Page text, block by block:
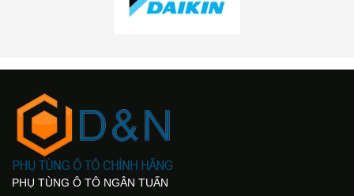
PHỤ TÙNG Ô TÔ NGÂN TUẤN